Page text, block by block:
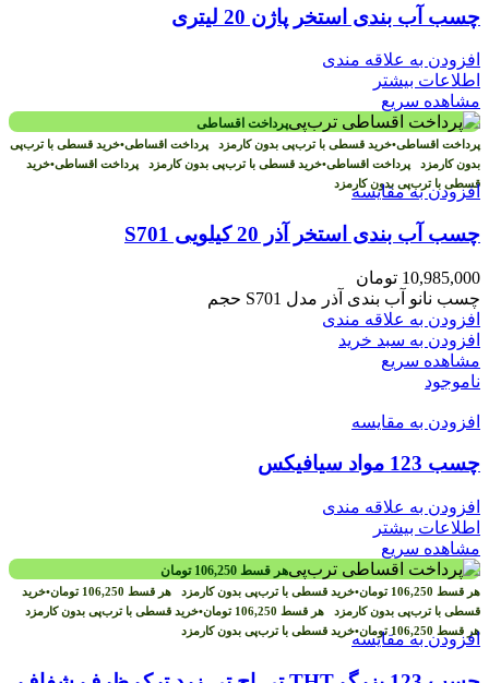
چسب آب بندی استخر پاژن 20 لیتری
افزودن به علاقه مندی
اطلاعات بیشتر
مشاهده سریع
پرداخت اقساطی
پرداخت اقساطی•خرید قسطی با ترب‌پی بدون کارمزد پرداخت اقساطی•خرید قسطی با ترب‌پی
بدون کارمزد پرداخت اقساطی•خرید قسطی با ترب‌پی بدون کارمزد پرداخت اقساطی•خرید
قسطی با ترب‌پی بدون کارمزد
افزودن به مقایسه
چسب آب بندی استخر آذر 20 کیلویی S701
10,985,000 تومان
چسب نانو آب بندی آذر مدل S701 حجم
افزودن به علاقه مندی
افزودن به سبد خرید
مشاهده سریع
ناموجود
افزودن به مقایسه
چسب 123 مواد سیافیکس
افزودن به علاقه مندی
اطلاعات بیشتر
مشاهده سریع
هر قسط 106,250 تومان
هر قسط 106,250 تومان•خرید قسطی با ترب‌پی بدون کارمزد هر قسط 106,250 تومان•خرید
قسطی با ترب‌پی بدون کارمزد هر قسط 106,250 تومان•خرید قسطی با ترب‌پی بدون کارمزد
هر قسط 106,250 تومان•خرید قسطی با ترب‌پی بدون کارمزدافزودن به مقایسه